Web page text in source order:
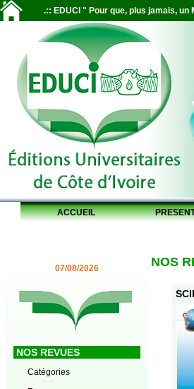
.:: EDUCI " Pour que, plus jamais,
ACCUEIL
07/08/2026
NOS REVUES
Catégories
NOS